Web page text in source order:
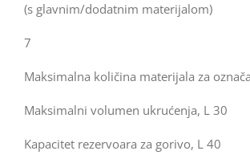
(s glavnim/dodatnim materijalom)
7
Maksimalna količina materijala za
Maksimalni volumen ukrućenja, L 30
Kapacitet rezervoara za gorivo, L 40